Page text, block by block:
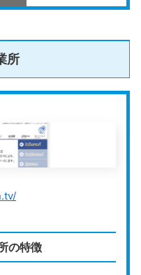
め、自分の希望に合わ
く個室オフィスを月5
要望に対応できるプラ
ら
から徒歩1分
円
り、常駐スタッフ有、郵便転
salon.com/
神奈川を中心に展開し
スも最寄駅から徒歩5
す。
所
の特徴